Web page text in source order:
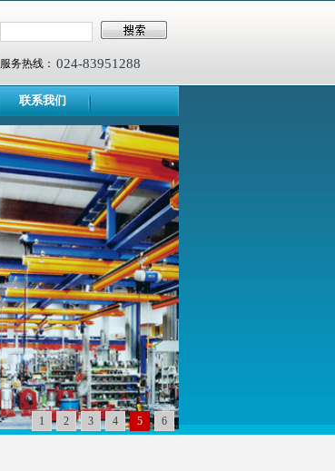
服务热线： 024-83951288
联系我们
1 2 3 4 5 6